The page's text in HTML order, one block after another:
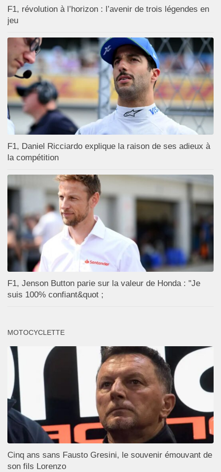
F1, révolution à l’horizon : l’avenir de trois légendes en
jeu
F1, Daniel Ricciardo explique la raison de ses adieux à
la compétition
F1, Jenson Button parie sur la valeur de Honda : "Je
suis 100% confiant&quot ;
MOTOCYCLETTE
Cinq ans sans Fausto Gresini, le souvenir émouvant de
son fils Lorenzo